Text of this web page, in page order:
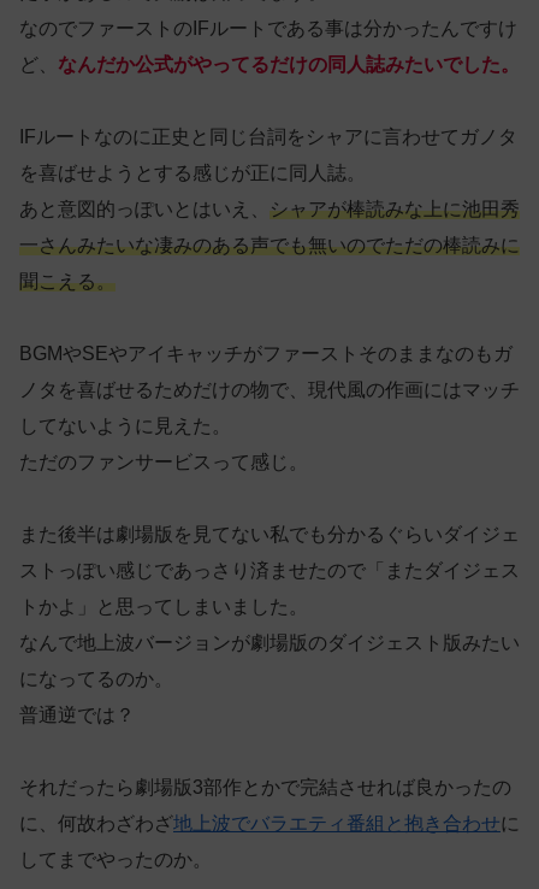
なのでファーストのIFルートである事は分かったんですけ
ど、 なんだか公式がやってるだけの同人誌みたいでした。
IFルートなのに正史と同じ台詞をシャアに言わせてガノタ
を喜ばせようとする感じが正に同人誌。
あと意図的っぽいとはいえ、 シャアが棒読みな上に池田秀
一さんみたいな凄みのある声でも無いのでただの棒読みに
聞こえる。
BGMやSEやアイキャッチがファーストそのままなのもガ
ノタを喜ばせるためだけの物で、現代風の作画にはマッチ
してないように見えた。
ただのファンサービスって感じ。
また後半は劇場版を見てない私でも分かるぐらいダイジェ
ストっぽい感じであっさり済ませたので「またダイジェス
トかよ」と思ってしまいました。
なんで地上波バージョンが劇場版のダイジェスト版みたい
になってるのか。
普通逆では？
それだったら劇場版3部作とかで完結させれば良かったの
に、何故わざわざ地上波でバラエティ番組と抱き合わせに
してまでやったのか。